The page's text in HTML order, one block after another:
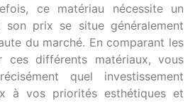
ce matériau nécessite un
son prix se situe généralement
du marché. En comparant les
ces différents matériaux, vous
quel investissement
à vos priorités esthétiques et